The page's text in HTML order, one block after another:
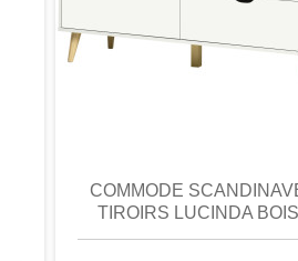
COMMODE
TIROIRS LUCINDA